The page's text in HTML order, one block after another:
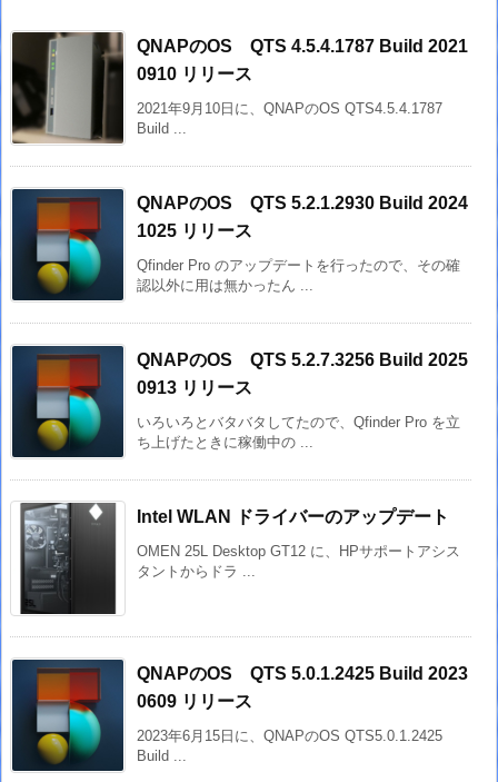
QNAPのOS QTS 4.5.4.1787 Build 2021
0910 リリース
2021年9月10日に、QNAPのOS QTS4.5.4.1787
Build ...
QNAPのOS QTS 5.2.1.2930 Build 2024
1025 リリース
Qfinder Pro のアップデートを行ったので、その確
認以外に用は無かったん ...
QNAPのOS QTS 5.2.7.3256 Build 2025
0913 リリース
いろいろとバタバタしてたので、Qfinder Pro を立
ち上げたときに稼働中の ...
Intel WLAN ドライバーのアップデート
OMEN 25L Desktop GT12 に、HPサポートアシス
タントからドラ ...
QNAPのOS QTS 5.0.1.2425 Build 2023
0609 リリース
2023年6月15日に、QNAPのOS QTS5.0.1.2425
Build ...